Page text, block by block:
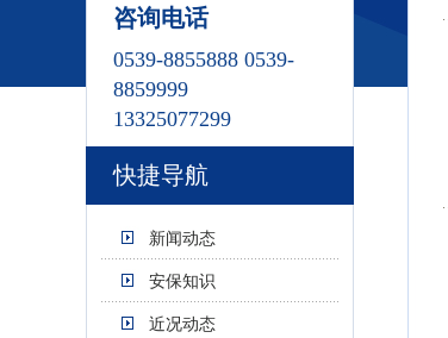
咨询电话
0539-8855888 0539-
8859999
13325077299
快捷导航
新闻动态
安保知识
近况动态